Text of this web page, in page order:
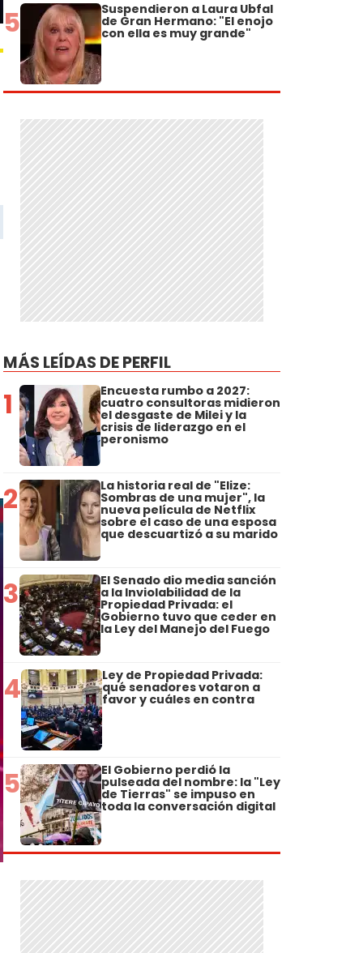
5 Suspendieron a Laura Ubfal
de Gran Hermano: "El enojo
con ella es muy grande"
MÁS LEÍDAS DE PERFIL
1 Encuesta rumbo a 2027:
cuatro consultoras midieron
el desgaste de Milei y la
crisis de liderazgo en el
peronismo
2 La historia real de "Elize:
Sombras de una mujer", la
nueva película de Netflix
sobre el caso de una esposa
que descuartizó a su marido
3 El Senado dio media sanción
a la Inviolabilidad de la
Propiedad Privada: el
Gobierno tuvo que ceder en
la Ley del Manejo del Fuego
4 Ley de Propiedad Privada:
qué senadores votaron a
favor y cuáles en contra
5 El Gobierno perdió la
pulseada del nombre: la "Ley
de Tierras" se impuso en
toda la conversación digital